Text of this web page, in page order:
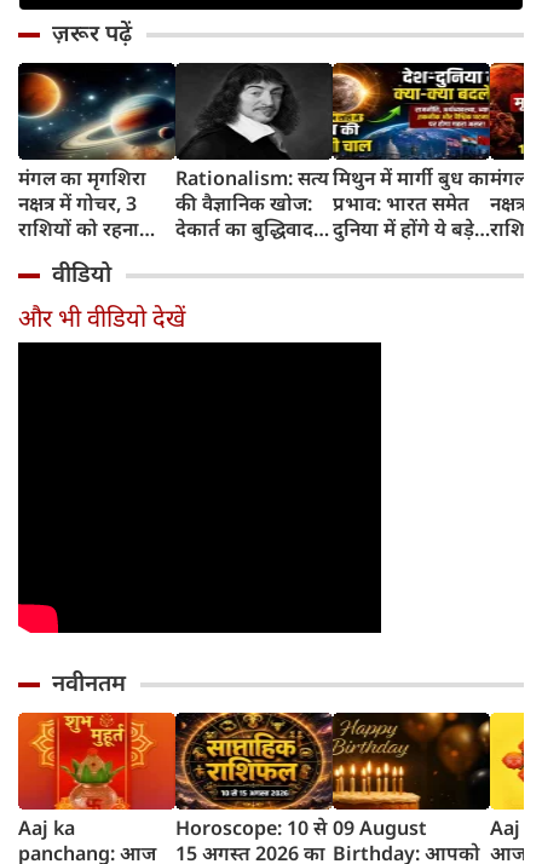
ज़रूर पढ़ें
मंगल का मृगशिरा
नक्षत्र में गोचर, 3
राशियों को रहना
सावधान
Rationalism: सत्य
की वैज्ञानिक खोज:
देकार्त का बुद्धिवाद
का जन्म
मिथुन में मार्गी बुध का
प्रभाव: भारत समेत
दुनिया में होंगे ये बड़े
मंगल
नक्षत्र
किसे
वीडियो
और भी वीडियो देखें
नवीनतम
Aaj ka
panchang: आज
Horoscope: 10 से
15 अगस्त 2026 का
09 August
Birthday: आपको
Aaj
आज